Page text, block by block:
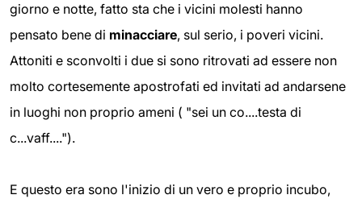
giorno e notte, fatto sta che i vicini molesti hanno
pensato bene di minacciare, sul serio, i poveri vicini.
Attoniti e sconvolti i due si sono ritrovati ad essere non
molto cortesemente apostrofati ed invitati ad andarsene
in luoghi non proprio ameni ( "sei un co....testa di
c...vaff....").
E questo era sono l'inizio di un vero e proprio incubo,